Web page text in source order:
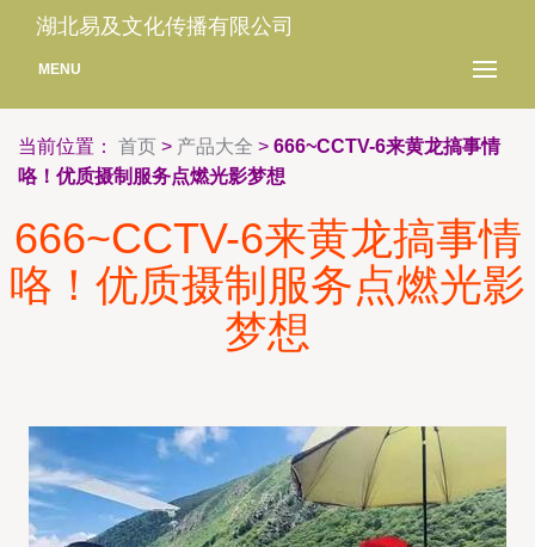
湖北易及文化传播有限公司
MENU
当前位置： 首页 > 产品大全 > 666~CCTV-6来黄龙搞事情
咯！优质摄制服务点燃光影梦想
666~CCTV-6来黄龙搞事情
咯！优质摄制服务点燃光影
梦想